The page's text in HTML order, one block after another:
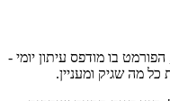
בו מודפס עיתון יומי -
מה שגיק ומעניין.